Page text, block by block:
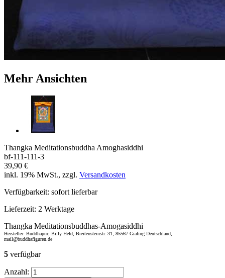
Mehr Ansichten
Thangka Meditationsbuddha Amoghasiddhi
bf-111-111-3
39,90 €
inkl. 19% MwSt., zzgl. Versandkosten
Verfügbarkeit: sofort lieferbar
Lieferzeit: 2 Werktage
Thangka Meditationsbuddhas-Amogasiddhi
Hersteller: Buddhapur, Billy Held, Breitensteinstr. 31, 85567 Grafing Deutschland,
mail@buddhafiguren.de
5 verfügbar
Anzahl: